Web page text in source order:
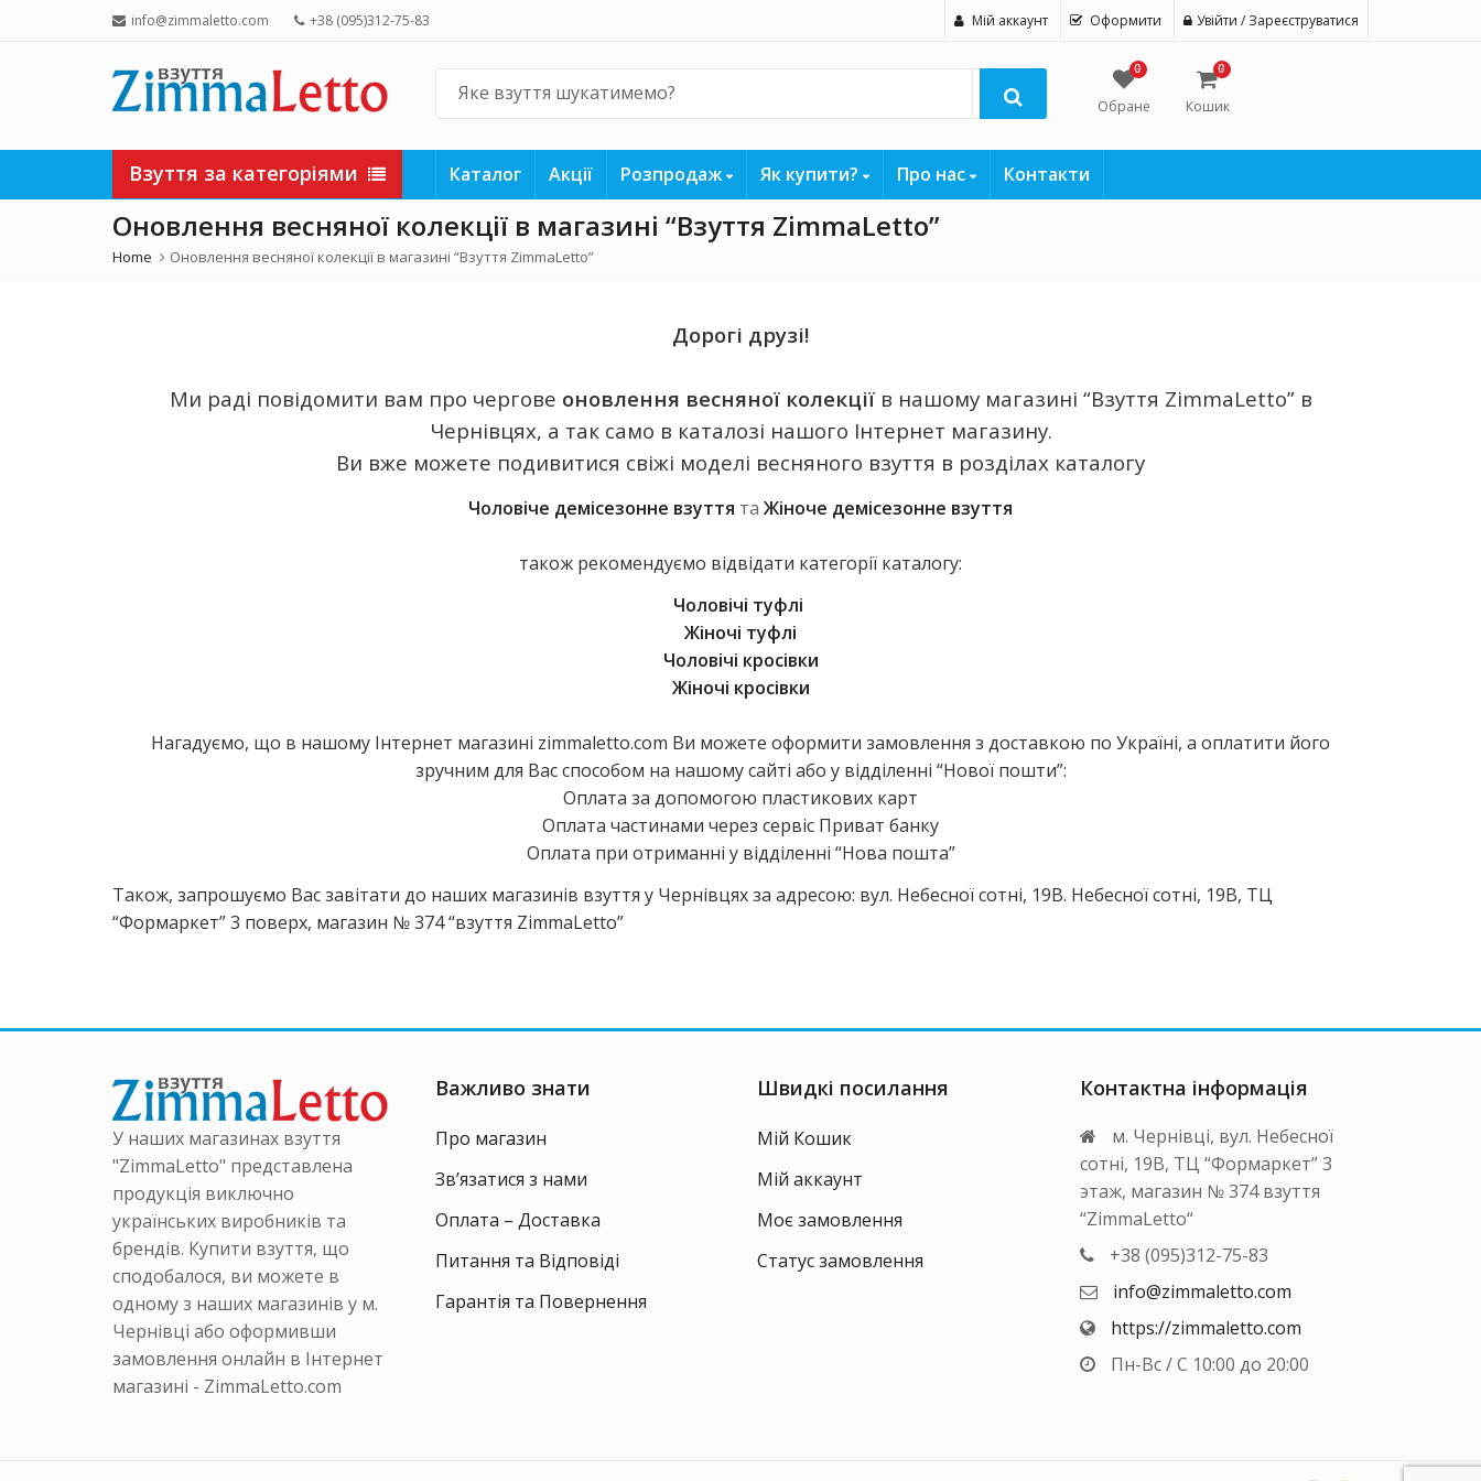
info@zimmaletto.com +38 (095)312-75-83 Мій аккаунт Оформити Увійти / Зареєструватися
0
Обране
0
Кошик
Взуття за категоріями Каталог Акції Розпродаж Як купити? Про нас Контакти
Оновлення весняної колекції в магазині “Взуття ZimmaLetto”
Home Оновлення весняної колекції в магазині “Взуття ZimmaLetto”
Дорогі друзі!
Ми раді повідомити вам про чергове оновлення весняної колекції в нашому магазині “Взуття ZimmaLetto” в
Чернівцях, а так само в каталозі нашого Інтернет магазину.
Ви вже можете подивитися свіжі моделі весняного взуття в розділах каталогу
Чоловіче демісезонне взуття та Жіноче демісезонне взуття
також рекомендуємо відвідати категорії каталогу:
Чоловічі туфлі
Жіночі туфлі
Чоловічі кросівки
Жіночі кросівки
Нагадуємо, що в нашому Інтернет магазині zimmaletto.com Ви можете оформити замовлення з доставкою по Україні, а оплатити його
зручним для Вас способом на нашому сайті або у відділенні “Нової пошти”:
Оплата за допомогою пластикових карт
Оплата частинами через сервіс Приват банку
Оплата при отриманні у відділенні “Нова пошта”
Також, запрошуємо Вас завітати до наших магазинів взуття у Чернівцях за адресою: вул. Небесної сотні, 19В. Небесної сотні, 19В, ТЦ
“Формаркет” 3 поверх, магазин № 374 “взуття ZimmaLetto”
У наших магазинах взуття
"ZimmaLetto" представлена
продукція виключно
українських виробників та
брендів. Купити взуття, що
сподобалося, ви можете в
одному з наших магазинів у м.
Чернівці або оформивши
замовлення онлайн в Інтернет
магазині - ZimmaLetto.com
Важливо знати
Про магазин
Зв’язатися з нами
Оплата – Доставка
Питання та Відповіді
Гарантія та Повернення
Швидкі посилання
Мій Кошик
Мій аккаунт
Моє замовлення
Статус замовлення
Контактна інформація
м. Чернівці, вул. Небесної
сотні, 19В, ТЦ “Формаркет” 3
этаж, магазин № 374 взуття
“ZimmaLetto“
+38 (095)312-75-83
info@zimmaletto.com
https://zimmaletto.com
Пн-Вс / С 10:00 до 20:00